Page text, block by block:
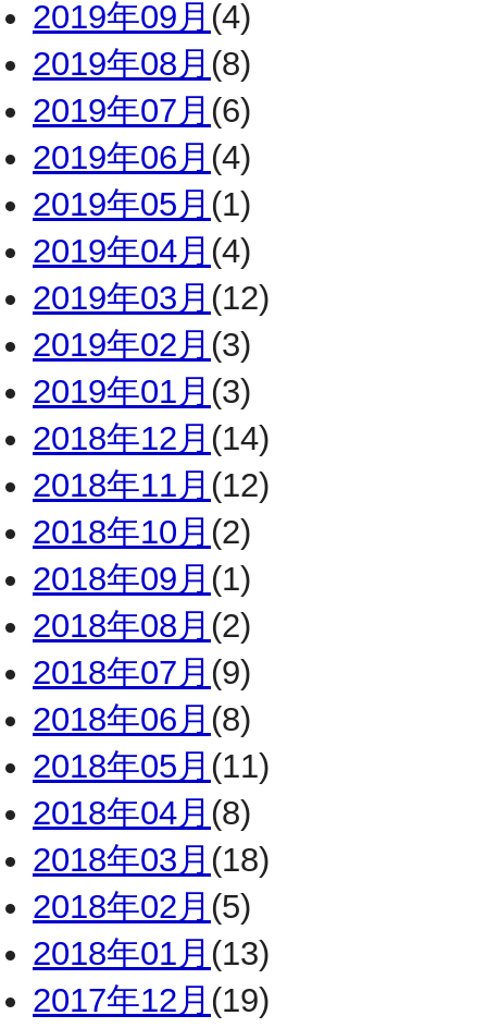
2019年09月 (4)
2019年08月 (8)
2019年07月 (6)
2019年06月 (4)
2019年05月 (1)
2019年04月 (4)
2019年03月 (12)
2019年02月 (3)
2019年01月 (3)
2018年12月 (14)
2018年11月 (12)
2018年10月 (2)
2018年09月 (1)
2018年08月 (2)
2018年07月 (9)
2018年06月 (8)
2018年05月 (11)
2018年04月 (8)
2018年03月 (18)
2018年02月 (5)
2018年01月 (13)
2017年12月 (19)